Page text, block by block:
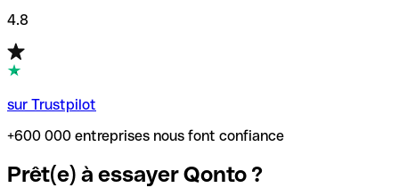
4.8
sur Trustpilot
+600 000 entreprises nous font confiance
Prêt(e) à essayer Qonto ?